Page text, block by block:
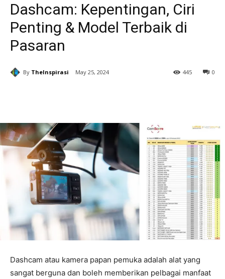
Dashcam: Kepentingan, Ciri
Penting & Model Terbaik di
Pasaran
By TheInspirasi May 25, 2024 0
445
Dashcam atau kamera papan pemuka adalah alat yang
sangat berguna dan boleh memberikan pelbagai manfaat